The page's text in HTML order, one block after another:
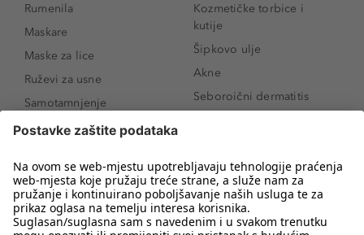
Rumenila
Maskare
Maske za lice
Ruževi za usne
Samotamnjenje
Puderi
Proizvodi za obrve
Sunce i zaštita
Serumi za lice
Kozmetičke torbice i
kutije
Šipkovo ulje
Akne
Seboroični dermatitis
Novo
Koji mi parfem
odgovara?
Kako našminkati oči da